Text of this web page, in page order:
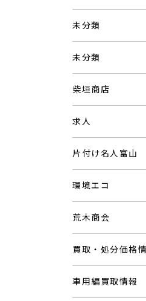
未分類
未分類
柴垣商店
求人
片付け名人富山
環境エコ
荒木商会
買取・処分価格
車用編買取情報